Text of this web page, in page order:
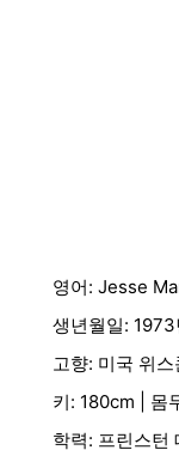
영어: Jesse
생년월일:
고향: 미국 위
키: 180cm | 몸
학력: 프린스턴